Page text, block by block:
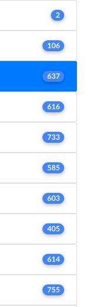
2
106
637
616
733
585
603
405
614
755